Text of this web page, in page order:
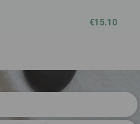
€15.10